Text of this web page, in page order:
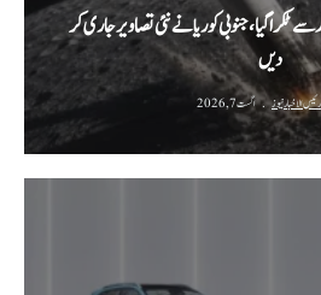
ٹکرا گیا، جنوبی کوریا نے نئی تصاویر جاری کر
دیں
رئیس الاخبار نیوز اگست 7, 2026